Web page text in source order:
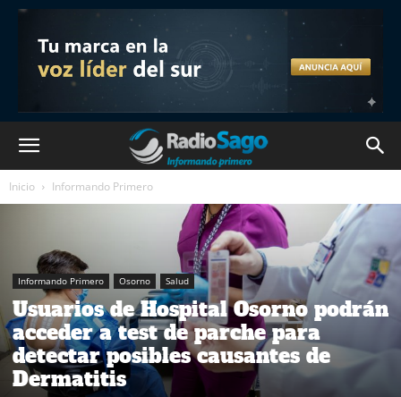
Inicio Informando Primero
Informando Primero Osorno Salud
Usuarios de Hospital Osorno podrán
acceder a test de parche para
detectar posibles causantes de
Dermatitis